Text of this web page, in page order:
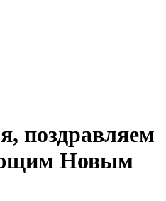
поздравляем
Новым